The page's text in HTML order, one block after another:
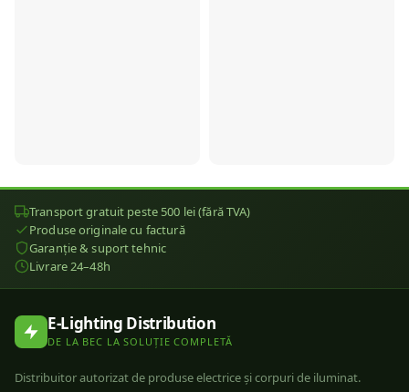
Transport gratuit peste 500 lei (fără TVA)
Produse originale cu factură
Garanție & suport tehnic
Livrare 24–48h
E-Lighting Distribution
DE LA BEC LA SOLUȚIE COMPLETĂ
Distribuitor autorizat de produse electrice și corpuri de iluminat.